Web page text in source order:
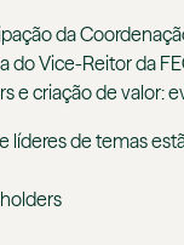
da
do Vice-Reitor da
e criação de valor:
líderes de temas